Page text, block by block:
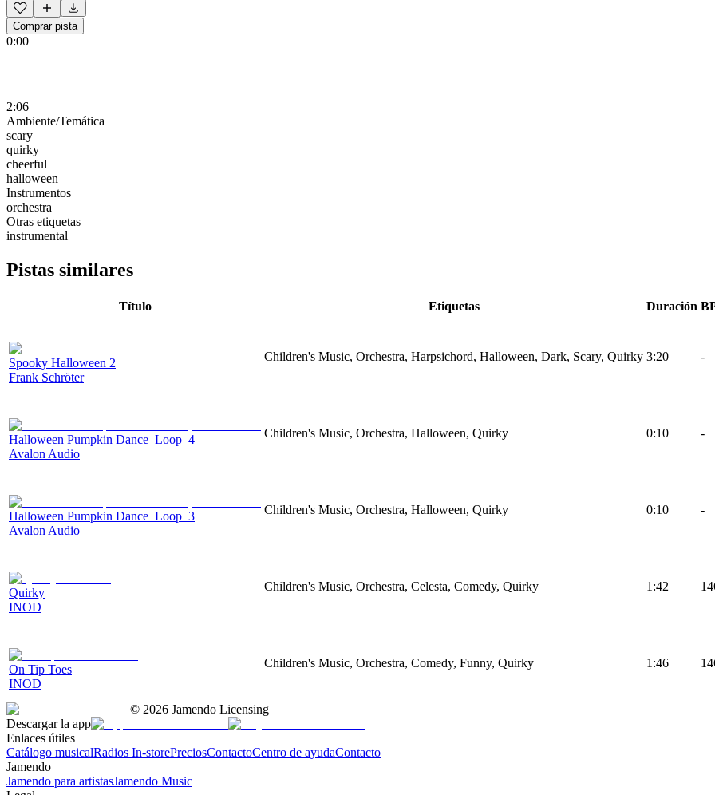
Comprar pista
0:00
2:06
Ambiente/Temática
scary
quirky
cheerful
halloween
Instrumentos
orchestra
Otras etiquetas
instrumental
Pistas similares
Título Etiquetas Duración
Spooky Halloween 2
Frank Schröter
Children's Music, Orchestra, Harpsichord, Halloween, Dark, Scary, Quirky 3:20 -
Halloween Pumpkin Dance_Loop_4
Avalon Audio
Children's Music, Orchestra, Halloween, Quirky 0:10 -
Halloween Pumpkin Dance_Loop_3
Avalon Audio
Children's Music, Orchestra, Halloween, Quirky 0:10 -
Quirky
INOD
Children's Music, Orchestra, Celesta, Comedy, Quirky 1:42
On Tip Toes
INOD
Children's Music, Orchestra, Comedy, Funny, Quirky 1:46
© 2026 Jamendo Licensing
Descargar la app
Enlaces útiles
Catálogo musicalRadios In-storePreciosContactoCentro de ayudaContacto
Jamendo
Jamendo para artistasJamendo Music